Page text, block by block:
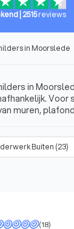
2515reviews
in Moorslede
in
Voor
muren,
Buiten (23)
(18)